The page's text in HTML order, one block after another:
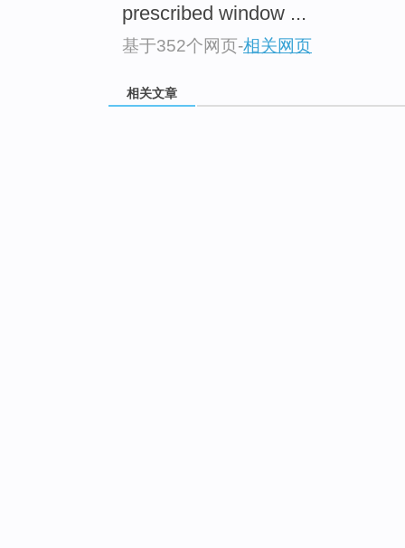
prescribed window ...
基于352个网页-相关网页
相关文章